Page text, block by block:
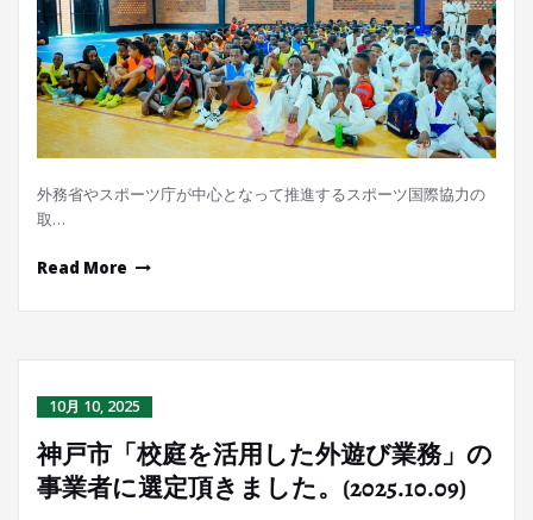
外務省やスポーツ庁が中心となって推進するスポーツ国際協力の
取…
Read More
10月 10, 2025
神戸市「校庭を活用した外遊び業務」の
事業者に選定頂きました。(2025.10.09)